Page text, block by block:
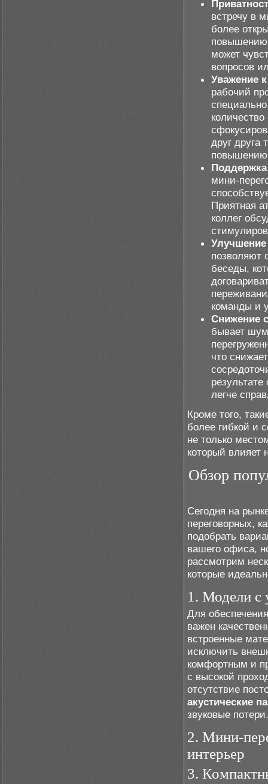
встречу в
более
повышению
может
вопросов
Уважение
рабочий
друг друга
повышению
мини-
Приятная
коллег
позволяют
беседы,
команды и
Снижение
бывает
что
легче
Кроме того,
более гибкой и
не только
который влияет
Обзор
Сегодня на
переговорных,
подобрать
вашего офиса,
рассмотрим
которые
1. Модели с
Для
важен
встроенные
исключить
комфортным и
с высокой
отсутствие
акустические
звуковые потери.
2. Мини-
интерьер
3.